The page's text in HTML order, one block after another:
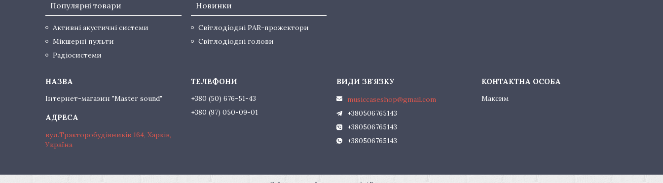
Популярні товари
Активні акустичні системи
Мікшерні пульти
Радіосистеми
Новинки
Світлодіодні PAR-прожектори
Світлодіодні голови
Інтернет-магазин "Master sound"
вул.Тракторобудівників 164, Харків,
Україна
+380 (50) 676-51-43
+380 (97) 050-09-01
musiccaseshop@gmail.com
+380506765143
+380506765143
+380506765143
Максим